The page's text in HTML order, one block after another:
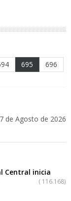
695
696
de Agosto de 2026
Central inicia
( 116.168)